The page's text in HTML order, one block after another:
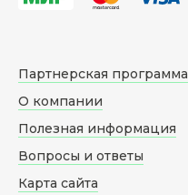
Партнерская программа
О компании
Полезная информация
Вопросы и ответы
Карта сайта